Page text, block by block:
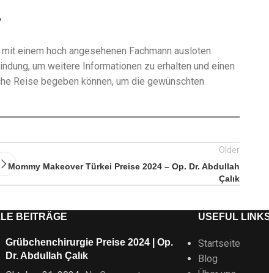
einem hoch angesehenen Fachmann ausloten
um weitere Informationen zu erhalten und einen
Reise begeben können, um die gewünschten
Older
Mommy Makeover Türkei Preise 2024 – Op. Dr. Abdullah
Çalık
BEITRÄGE
Grübchenchirurgie Preise 2024 | Op.
Dr. Abdullah Çalık
USEFUL
Startseite
Blog